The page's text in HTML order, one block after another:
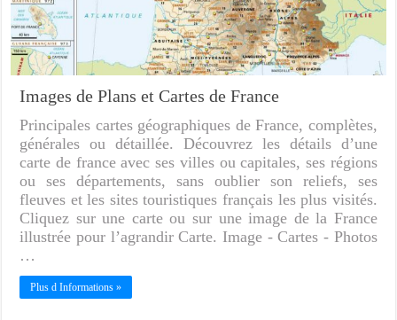
Images de Plans et Cartes de France
Principales cartes géographiques de France, complètes,
générales ou détaillée. Découvrez les détails d’une
carte de france avec ses villes ou capitales, ses régions
ou ses départements, sans oublier son reliefs, ses
fleuves et les sites touristiques français les plus visités.
Cliquez sur une carte ou sur une image de la France
illustrée pour l’agrandir Carte. Image - Cartes - Photos
…
Plus d Informations »